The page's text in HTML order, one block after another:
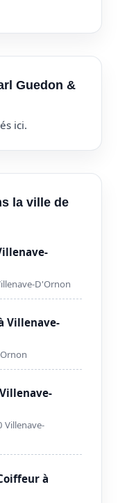
Guedon &
ici.
la ville de
D'Ornon
à Villenave-
Villenave-
Villenave-
à